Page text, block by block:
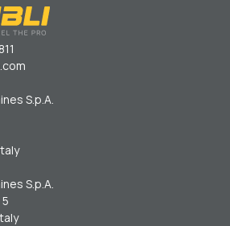
S.p.A.
S.p.A.